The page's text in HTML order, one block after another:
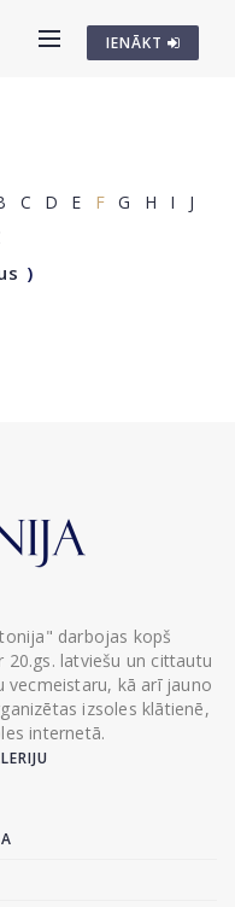
IENĀKT
C D E F G H I
J
)
darbojas kopš
20.gs. latviešu un cittautu
vecmeistaru, kā arī jauno
izsoles klātienē,
internetā.